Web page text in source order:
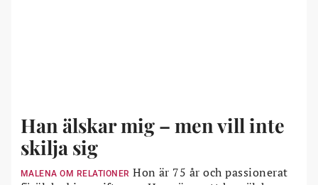
Han älskar mig – men vill inte
skilja sig
MALENA OM RELATIONER Hon är 75 år och passionerat